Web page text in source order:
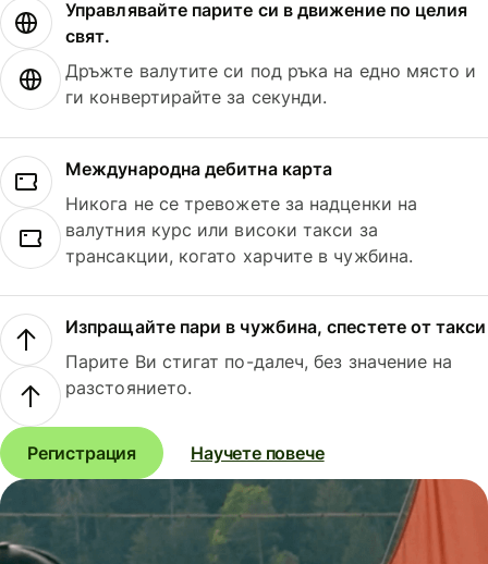
Управлявайте парите си в движение по целия
свят.
Дръжте валутите си под ръка на едно място и
ги конвертирайте за секунди.
Международна дебитна карта
Никога не се тревожете за надценки на
валутния курс или високи такси за
трансакции, когато харчите в чужбина.
Изпращайте пари в чужбина, спестете от такси
Парите Ви стигат по-далеч, без значение на
разстоянието.
Регистрация Научете повече